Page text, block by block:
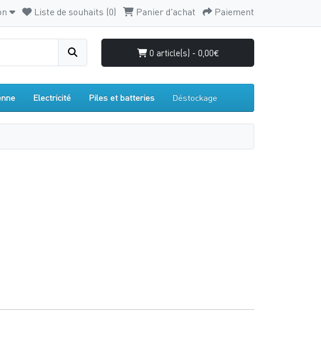
Liste de souhaits (0) Panier d'achat Paiement
0 article(s) - 0,00€
Electricité Piles et batteries Déstockage